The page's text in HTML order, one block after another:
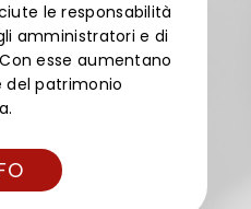
le responsabilità
amministratori e di
esse aumentano
del patrimonio